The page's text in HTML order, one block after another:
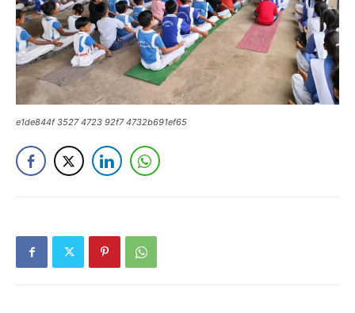
e1de844f 3527 4723 92f7 4732b691ef65